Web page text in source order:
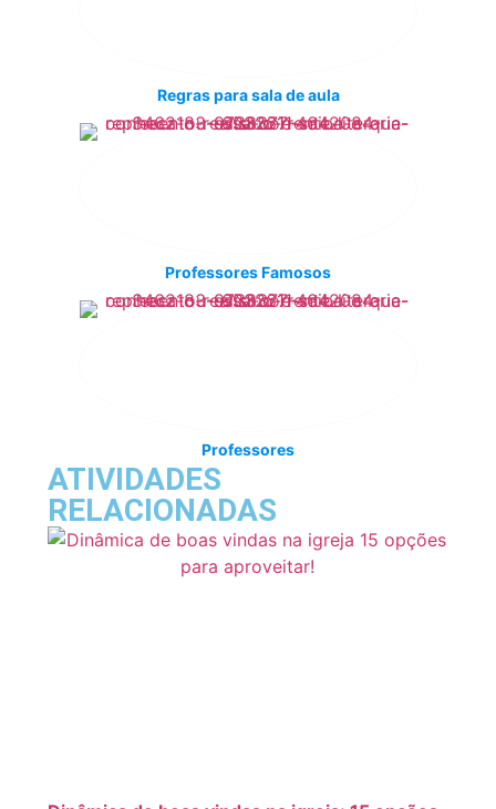
Regras para sala de aula
Professores Famosos
Professores
ATIVIDADES
RELACIONADAS